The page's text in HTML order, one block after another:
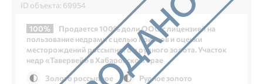
ID объекта: 69954
100%
Продается 100% доли ООО с лицензией на
пользование недрами с целью поисков и оценки
месторождений россыпного и рудного золота. Участок
недр «Тавервей» в Хабаровском крае
Золото россыпное
Рудное золото